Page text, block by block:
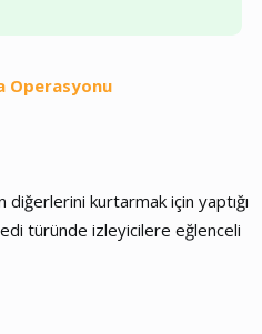
Operasyonu
diğerlerini kurtarmak için yaptığı
türünde izleyicilere eğlenceli